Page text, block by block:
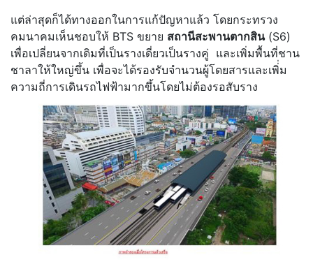
แต่ล่าสุดก็ได้ทางออกในการแก้ปัญหาแล้ว โดยกระทรวง
คมนาคมเห็นชอบให้ BTS ขยาย สถานีสะพานตากสิน(S6)
เพื่อเปลี่ยนจากเดิมที่เป็นรางเดี่ยวเป็นรางคู่ และเพิ่มพื้นที่ชาน
ชาลาให้ใหญ่ขึ้น เพื่อจะได้รองรับจำนวนผู้โดยสารและเพิ่่ม
ความถี่การเดินรถไฟฟ้ามากขึ้นโดยไม่ต้องรอสับราง